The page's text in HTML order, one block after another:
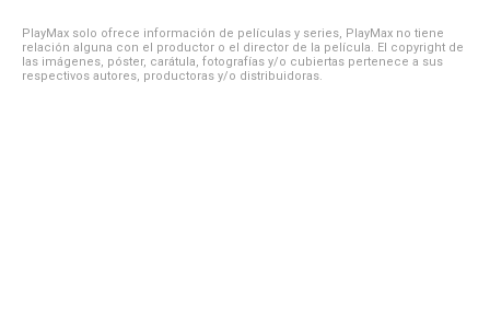
PlayMax solo ofrece información de películas y series, PlayMax no tiene
relación alguna con el productor o el director de la película. El copyright de
las imágenes, póster, carátula, fotografías y/o cubiertas pertenece a sus
respectivos autores, productoras y/o distribuidoras.